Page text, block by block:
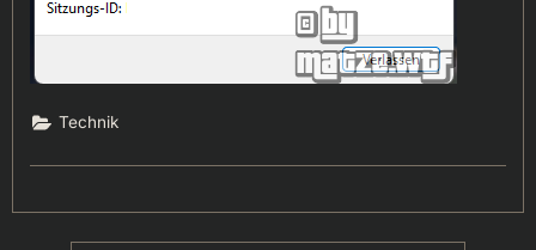
Technik